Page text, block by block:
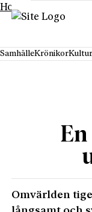
Hoppa till innehåll
SamhälleKrönikorKultur
Omvärlden